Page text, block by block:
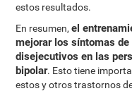
estos resultados.
En resumen,el
mejorar los síntomas
disejecutivos en las
bipolar. Esto tiene
estos y otros trastornos